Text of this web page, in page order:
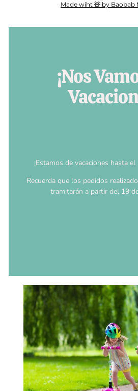
Made wiht 🧸 by Baobab
¡Nos
¡Estamos de vacaciones hasta
Recuerda que los pedidos
tramitarán a partir del 19